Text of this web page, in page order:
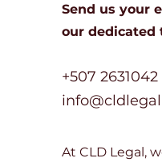
Send us your
our dedicated
+507 2631042
At CLD Legal,